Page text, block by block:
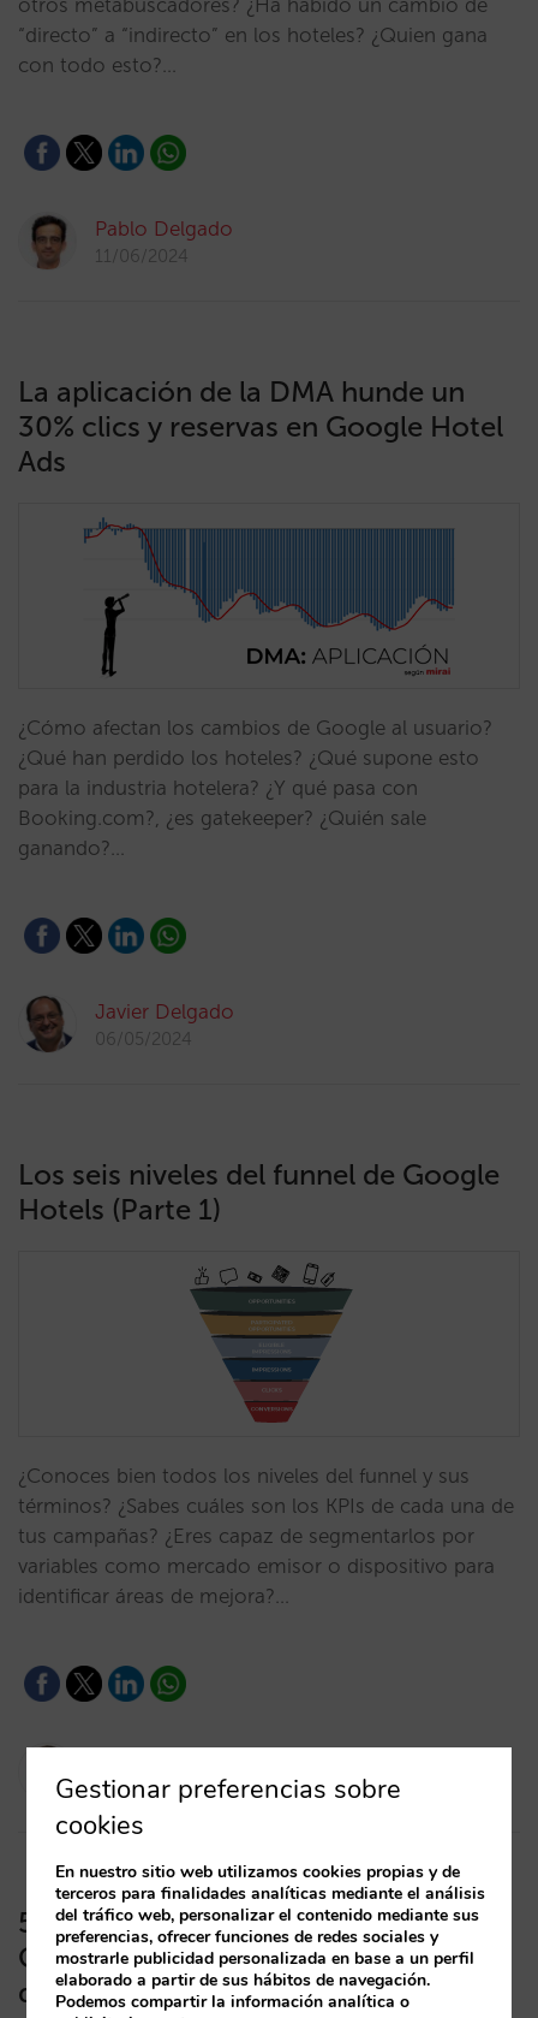
otros metabuscadores? ¿Ha habido un cambio de
“directo” a “indirecto” en los hoteles? ¿Quien gana
con todo esto?…
Pablo Delgado
11/06/2024
La aplicación de la DMA hunde un
30% clics y reservas en Google Hotel
Ads
¿Cómo afectan los cambios de Google al usuario?
¿Qué han perdido los hoteles? ¿Qué supone esto
para la industria hotelera? ¿Y qué pasa con
Booking.com?, ¿es gatekeeper? ¿Quién sale
ganando?…
Javier Delgado
06/05/2024
Los seis niveles del funnel de Google
Hotels (Parte 1)
¿Conoces bien todos los niveles del funnel y sus
términos? ¿Sabes cuáles son los KPIs de cada una de
tus campañas? ¿Eres capaz de segmentarlos por
variables como mercado emisor o dispositivo para
identificar áreas de mejora?…
23/04/2024
5 funcionalidades de tu perfil de
Google para mejorar tu venta directa
que no conocías
Gestionar preferencias sobre
cookies
En nuestro sitio web utilizamos cookies propias y de
terceros para finalidades analíticas mediante el análisis
del tráfico web, personalizar el contenido mediante sus
preferencias, ofrecer funciones de redes sociales y
mostrarle publicidad personalizada en base a un perfil
elaborado a partir de sus hábitos de navegación.
Podemos compartir la información analítica o